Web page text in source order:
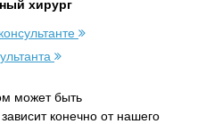
хирург
может быть
конечно от нашего